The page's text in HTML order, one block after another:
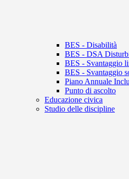
BES - Disabilità
BES - DSA
BES - Svantaggio
BES - Svantaggio
Piano Annuale
Punto di ascolto
Educazione civica
Studio delle discipline